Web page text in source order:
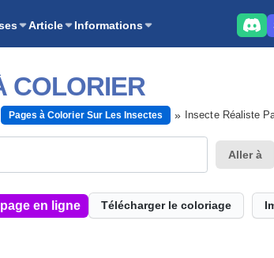
Article Informations
COLORIER
Pages à Colorier Sur Les Insectes Insecte Réaliste
Aller à
en ligne Télécharger le coloriage